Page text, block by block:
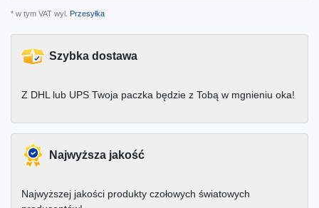
* w tym VAT wyl. Przesyłka
Szybka dostawa
Z DHL lub UPS Twoja paczka będzie z Tobą w mgnieniu oka!
Najwyższa jakość
Najwyższej jakości produkty czołowych światowych